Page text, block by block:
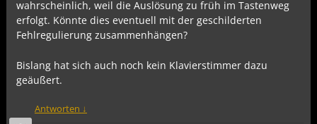
wahrscheinlich, weil die Auslösung zu früh im Tastenweg
erfolgt. Könnte dies eventuell mit der geschilderten
Fehlregulierung zusammenhängen?
Bislang hat sich auch noch kein Klavierstimmer dazu
geäußert.
Antworten ↓